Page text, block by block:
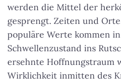
werden die Mittel der
gesprengt. Zeiten und
populäre Werte kommen
Schwellenzustand ins
ersehnte Hoffnungstraum
Wirklichkeit inmitten des